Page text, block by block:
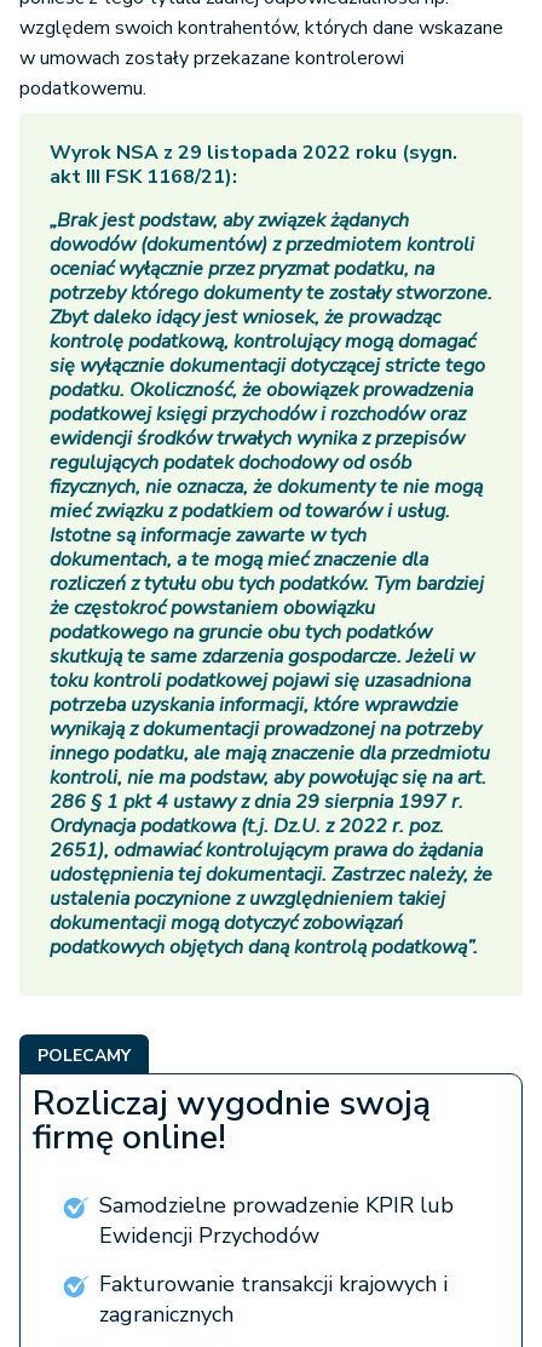
względem swoich kontrahentów, których dane wskazane
w umowach zostały przekazane kontrolerowi
podatkowemu.
Wyrok NSA z 29 listopada 2022 roku (sygn.
akt III FSK 1168/21):
„Brak jest podstaw, aby związek żądanych
dowodów (dokumentów) z przedmiotem kontroli
oceniać wyłącznie przez pryzmat podatku, na
potrzeby którego dokumenty te zostały stworzone.
Zbyt daleko idący jest wniosek, że prowadząc
kontrolę podatkową, kontrolujący mogą domagać
się wyłącznie dokumentacji dotyczącej stricte tego
podatku. Okoliczność, że obowiązek prowadzenia
podatkowej księgi przychodów i rozchodów oraz
ewidencji środków trwałych wynika z przepisów
regulujących podatek dochodowy od osób
fizycznych, nie oznacza, że dokumenty te nie mogą
mieć związku z podatkiem od towarów i usług.
Istotne są informacje zawarte w tych
dokumentach, a te mogą mieć znaczenie dla
rozliczeń z tytułu obu tych podatków. Tym bardziej
że częstokroć powstaniem obowiązku
podatkowego na gruncie obu tych podatków
skutkują te same zdarzenia gospodarcze. Jeżeli w
toku kontroli podatkowej pojawi się uzasadniona
potrzeba uzyskania informacji, które wprawdzie
wynikają z dokumentacji prowadzonej na potrzeby
innego podatku, ale mają znaczenie dla przedmiotu
kontroli, nie ma podstaw, aby powołując się na art.
286 § 1 pkt 4 ustawy z dnia 29 sierpnia 1997 r.
Ordynacja podatkowa (t.j. Dz.U. z 2022 r. poz.
2651), odmawiać kontrolującym prawa do żądania
udostępnienia tej dokumentacji. Zastrzec należy, że
ustalenia poczynione z uwzględnieniem takiej
dokumentacji mogą dotyczyć zobowiązań
podatkowych objętych daną kontrolą podatkową”.
POLECAMY
Rozliczaj wygodnie swoją
firmę online!
Samodzielne prowadzenie KPIR lub
Ewidencji Przychodów
Fakturowanie transakcji krajowych i
zagranicznych